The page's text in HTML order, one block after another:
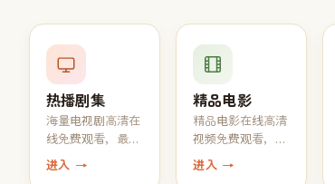
热播剧集
海量电视剧高清在
线免费观看，最新
热播 1080P 中字完
结全集一键追完
进入 →
精品电影
精品电影在线高清
视频免费观看，
1080P 高清画质 +
中文字幕一键播放
进入 →